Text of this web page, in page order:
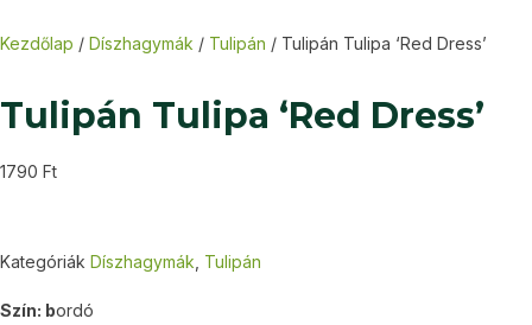
Kezdőlap / Díszhagymák / Tulipán / Tulipán Tulipa ‘Red Dress’
Tulipán Tulipa ‘Red Dress’
1790 Ft
Kategóriák Díszhagymák Tulipán
Szín: bordó